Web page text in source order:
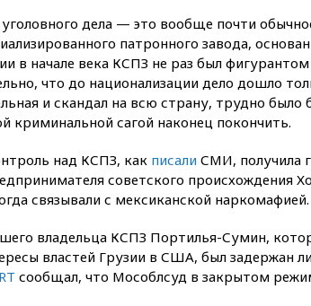
дела — это вообще почти
патронного завода,
в начале века КСПЗ не раз был
что до национализации дело дошло
и скандал на всю страну, трудно
криминальной сагой наконец покончить.
над КСПЗ, как писали СМИ, получила
советского происхождения
связывали с мексиканской наркомафией.
владельца КСПЗ Портилья-Сумин,
властей Грузии в США, был задержан
RT сообщал, что Мособлсуд в закрытом